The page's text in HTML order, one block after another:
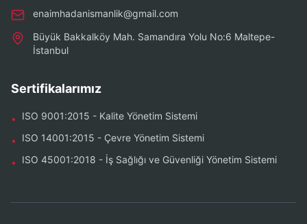
enaimhadanismanlik@gmail.com
Büyük Bakkalköy Mah. Samandıra Yolu No:6 Maltepe-
İstanbul
Sertifikalarımız
• ISO 9001:2015 - Kalite Yönetim Sistemi
• ISO 14001:2015 - Çevre Yönetim Sistemi
• ISO 45001:2018 - İş Sağlığı ve Güvenliği Yönetim Sistemi